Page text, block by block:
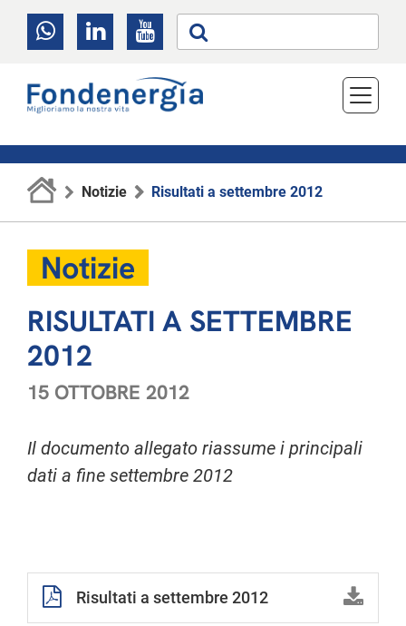
Notizie Risultati a settembre 2012
Notizie
RISULTATI A SETTEMBRE
2012
15 OTTOBRE 2012
Il documento allegato riassume i principali
dati a fine settembre 2012
Risultati a settembre 2012